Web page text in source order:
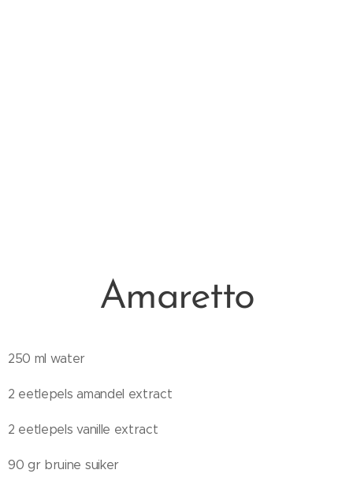
Amaretto
250 ml water
2 eetlepels amandel extract
2 eetlepels vanille extract
90 gr bruine suiker